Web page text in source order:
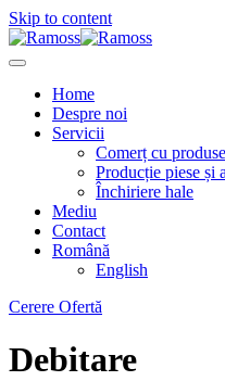
Skip to content
Home
Despre noi
Servicii
Comerț cu
Producție piese și
Închiriere hale
Mediu
Contact
Română
English
Cerere Ofertă
Debitare